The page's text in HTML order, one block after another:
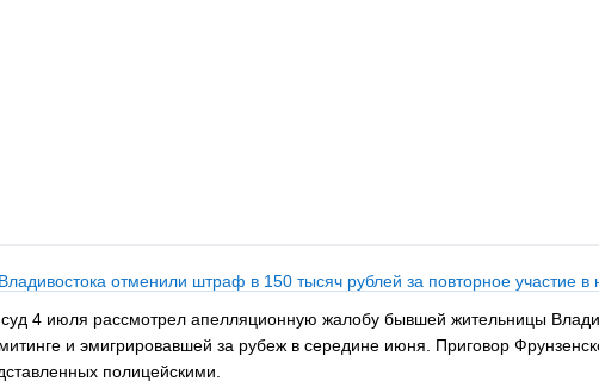
отменили штраф в 150 тысяч рублей за повторное участие в
4 июля рассмотрел апелляционную жалобу бывшей жительницы
и эмигрировавшей за рубеж в середине июня. Приговор
полицейскими.